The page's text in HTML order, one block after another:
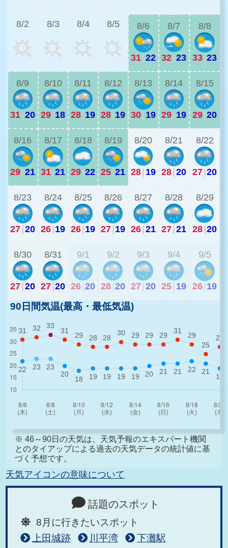
8/2 8/3 8/4 8/5 8/6
31 22
8/7
32 23
8/8
33 23
8/9
31 20
8/10
29 18
8/11
28 19
8/12
28 19
8/13
30 19
8/14
29 19
8/15
29 20
8/16
29 21
8/17
31 21
8/18
29 22
8/19
25 21
8/20
28 19
8/21
28 20
8/22
27 20
8/23
27 20
8/24
26 19
8/25
26 19
8/26
27 19
8/27
26 21
8/28
27 21
8/29
28 20
8/30
27 20
8/31
27 20
9/1
26 20
9/2
28 20
9/3
27 20
9/4
25 19
9/5
26 19
90日間気温(最高・最低気温)
※ 46～90日の天気は、天気予報のエキスパート機関
とのタイアップによる過去の天気データの統計値に基
づく予想です。
天気アイコンの意味について
話題のスポット
8月に行きたいスポット
上田城跡
川平湾
下灘駅